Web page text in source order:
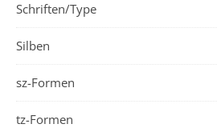
Schriften/Type
Silben
sz-Formen
tz-Formen